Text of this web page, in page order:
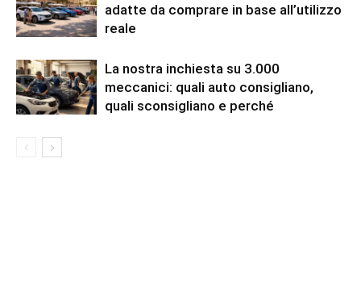
adatte da comprare in base all’utilizzo
reale
La nostra inchiesta su 3.000
meccanici: quali auto consigliano,
quali sconsigliano e perché